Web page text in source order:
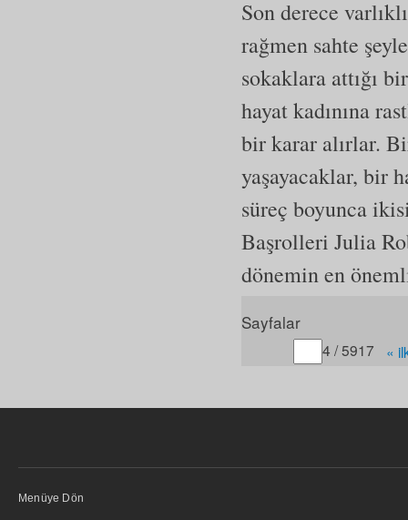
Son derece
rağmen sahte
sokaklara attığı
hayat kadınına
bir karar alırlar.
yaşayacaklar, bir
süreç boyunca
Başrolleri Julia
dönemin en
Sayfalar
Gitmek istediğiniz
4 / 5917 «
Menüye Dön